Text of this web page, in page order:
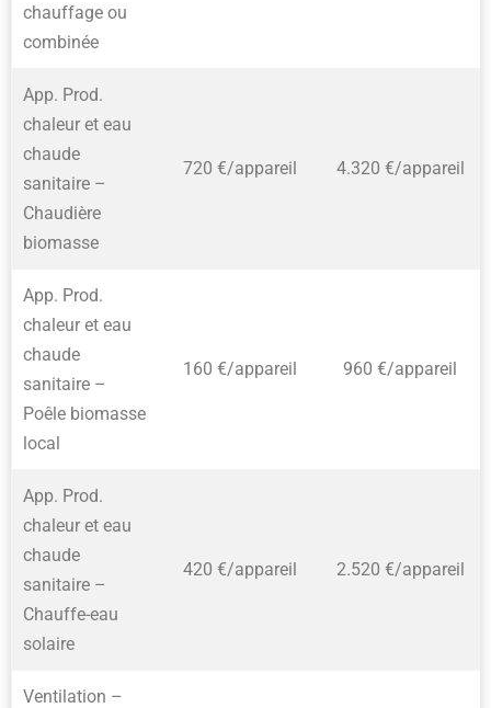
chauffage ou
combinée
App. Prod.
chaleur et eau
chaude
sanitaire –
Chaudière
biomasse
720 €/appareil 4.320 €/appareil
App. Prod.
chaleur et eau
chaude
sanitaire –
Poêle biomasse
local
160 €/appareil 960 €/appareil
App. Prod.
chaleur et eau
chaude
sanitaire –
Chauffe-eau
solaire
420 €/appareil 2.520 €/appareil
Ventilation –